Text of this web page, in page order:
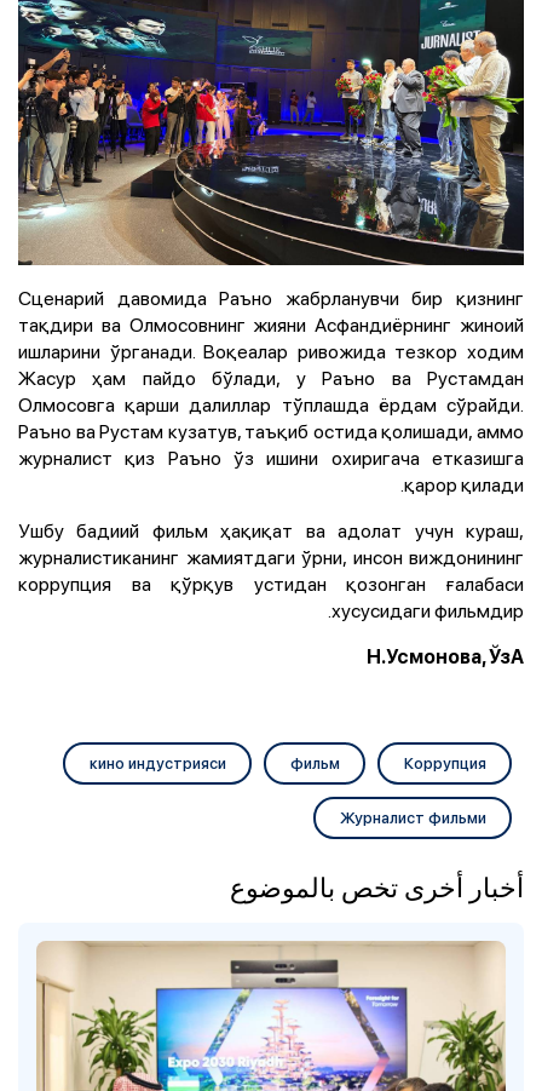
Сценарий давомида Раъно жабрланувчи бир қизнинг
тақдири ва Олмосовнинг жияни Асфандиёрнинг жиноий
ишларини ўрганади. Воқеалар ривожида тезкор ходим
Жасур ҳам пайдо бўлади, у Раъно ва Рустамдан
Олмосовга қарши далиллар тўплашда ёрдам сўрайди.
Раъно ва Рустам кузатув, таъқиб остида қолишади, аммо
журналист қиз Раъно ўз ишини охиригача етказишга
қарор қилади.
Ушбу бадиий фильм ҳақиқат ва адолат учун кураш,
журналистиканинг жамиятдаги ўрни, инсон виждонининг
коррупция ва қўрқув устидан қозонган ғалабаси
хусусидаги фильмдир.
Н.Усмонова, ЎзА
Коррупция
фильм
кино индустрияси
Журналист фильми
أخبار أخرى تخص بالموضوع